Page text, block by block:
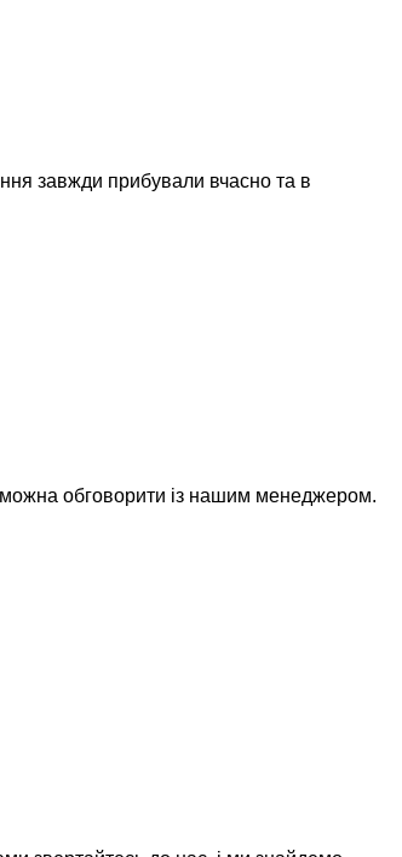
завжди прибували вчасно та в
можна обговорити із нашим менеджером.